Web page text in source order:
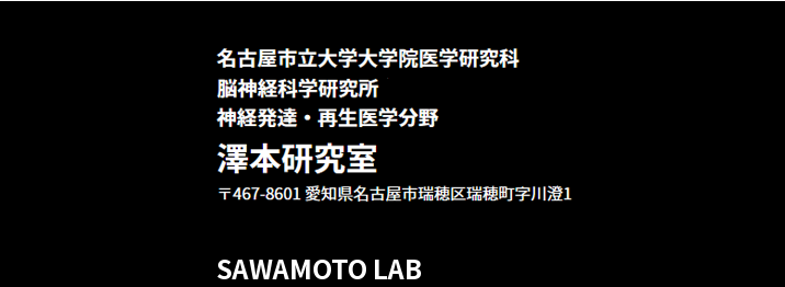
SAWAMOTO LAB